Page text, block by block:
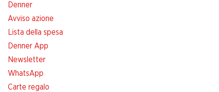
Denner
Avviso azione
Lista della spesa
Denner App
Newsletter
WhatsApp
Carte regalo